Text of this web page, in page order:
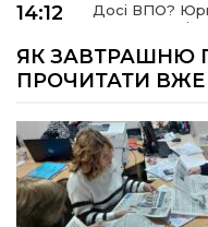
14:12
Досі ВПО?
переселенці
01 сер
Аліна Кулик
15:58
31 лип
Літо в Жовтих
ЯК ЗАВТРАШНЮ
ПРОЧИТАТИ ВЖЕ